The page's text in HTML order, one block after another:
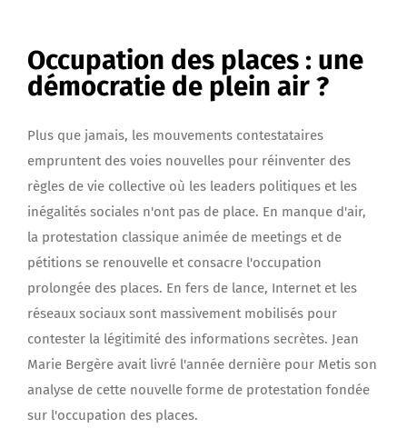
Occupation des places : une
démocratie de plein air ?
Plus que jamais, les mouvements contestataires
empruntent des voies nouvelles pour réinventer des
règles de vie collective où les leaders politiques et les
inégalités sociales n'ont pas de place. En manque d'air,
la protestation classique animée de meetings et de
pétitions se renouvelle et consacre l'occupation
prolongée des places. En fers de lance, Internet et les
réseaux sociaux sont massivement mobilisés pour
contester la légitimité des informations secrètes. Jean
Marie Bergère avait livré l'année dernière pour Metis son
analyse de cette nouvelle forme de protestation fondée
sur l'occupation des places.